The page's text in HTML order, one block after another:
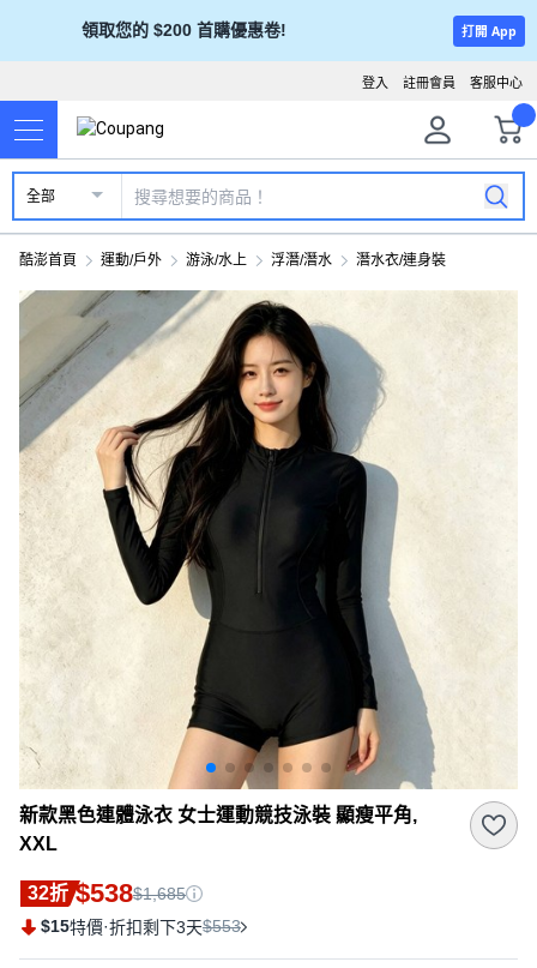
領取您的 $200 首購優惠卷! 打開 App
客服中心
註冊會員
登入
全部
酷澎首頁 運動/戶外 游泳/水上 浮潛/潛水 潛水衣/連身裝
新款黑色連體泳衣 女士運動競技泳裝 顯瘦平角,
XXL
32折 $538$1,685
$15特價·折扣剩下3天$553